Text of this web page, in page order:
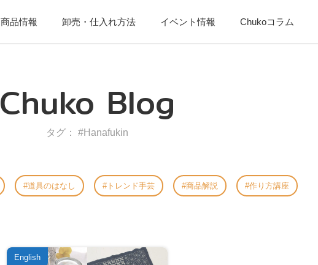
商品情報 卸売・仕入れ方法 イベント情報 Chukoコラム
Chuko Blog
タグ： #Hanafukin
道具のはなし トレンド手芸 商品解説 作り方講座
English